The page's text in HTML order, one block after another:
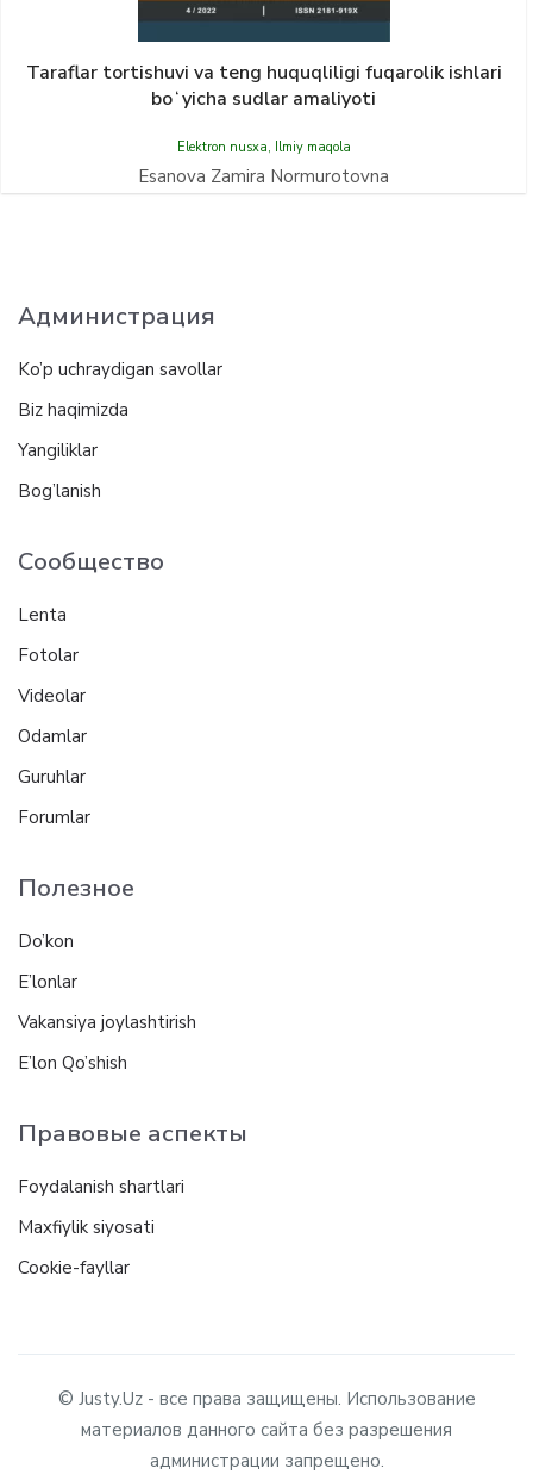
Taraflar tortishuvi va teng huquqliligi fuqarolik ishlari
boʻyicha sudlar amaliyoti
Elektron nusxa, Ilmiy maqola
Esanova Zamira Normurotovna
Администрация
Ko’p uchraydigan savollar
Biz haqimizda
Yangiliklar
Bog’lanish
Сообщество
Lenta
Fotolar
Videolar
Odamlar
Guruhlar
Forumlar
Полезное
Do’kon
E’lonlar
Vakansiya joylashtirish
E’lon Qo’shish
Правовые аспекты
Foydalanish shartlari
Maxfiylik siyosati
Cookie-fayllar
© Justy.Uz - все права защищены. Использование
материалов данного сайта без разрешения
администрации запрещено.